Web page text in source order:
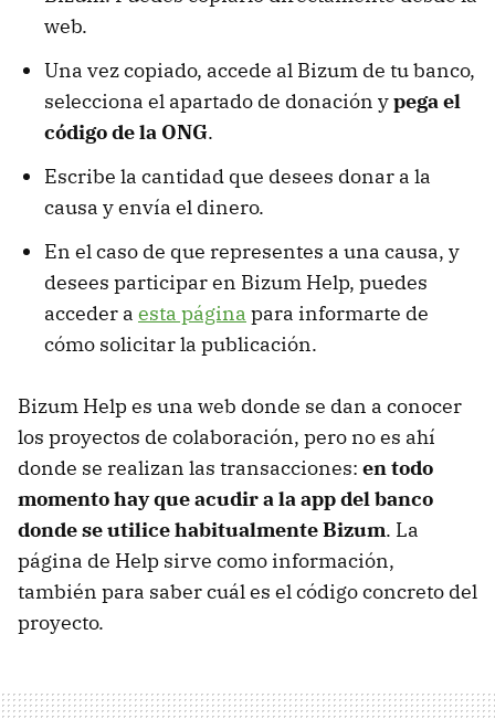
web.
Una vez copiado, accede al Bizum de tu banco,
selecciona el apartado de donación ypega el
código de la ONG.
Escribe la cantidad que desees donar a la
causa y envía el dinero.
En el caso de que representes a una causa, y
desees participar en Bizum Help, puedes
acceder a esta página para informarte de
cómo solicitar la publicación.
Bizum Help es una web donde se dan a conocer
los proyectos de colaboración, pero no es ahí
donde se realizan las transacciones: en todo
momento hay que acudir a la app del banco
donde se utilice habitualmente Bizum. La
página de Help sirve como información,
también para saber cuál es el código concreto del
proyecto.